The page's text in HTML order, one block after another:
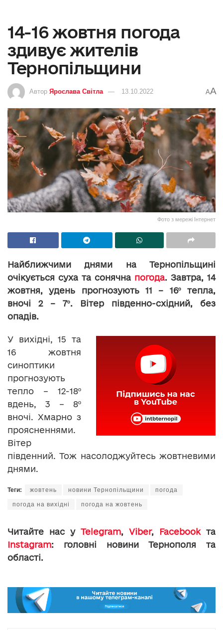
14-16 жовтня погода
здивує жителів
Тернопільщини
Автор Ярослава Світла 13.10.2022 AA
Фото з мережі Інтернет
Найближчими днями на Тернопільщині
очікується суха та сонячна погода. Завтра, 14
жовтня, удень прогнозують 11 – 16º тепла,
вночі 2 – 7º. Вітер південно-східний, без
опадів.
У вихідні, 15 та
16 жовтня
синоптики
прогнозують
тепло – 12-18º
вдень, 3 – 8º
вночі. Хмарно з
проясненнями.
Вітер
південний. Тож насолоджуйтесь жовтневими
днями.
Теги: жовтень новини Тернопільщини погода
погода на вихідні погода на жовтень
Читайте нас у Telegram, Viber, Facebookта
Instagram: головні новини Тернополя та
області.